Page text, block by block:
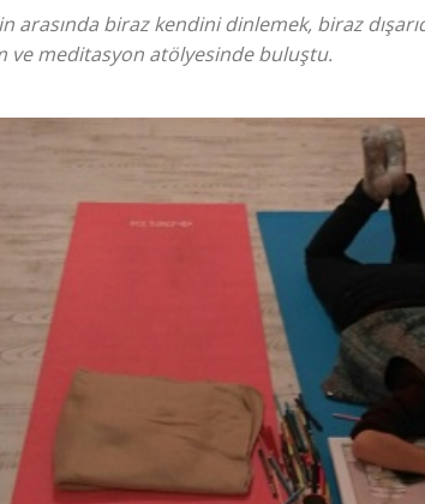
arasında biraz kendini dinlemek, biraz
ve meditasyon atölyesinde buluştu.